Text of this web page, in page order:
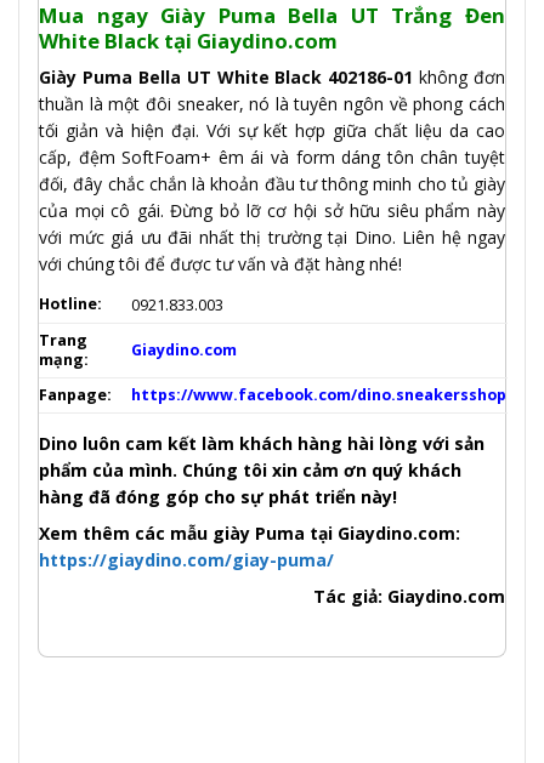
Mua ngay Giày Puma Bella UT Trắng Đen
White Black tại Giaydino.com
Giày Puma Bella UT White Black 402186-01 không đơn
thuần là một đôi sneaker, nó là tuyên ngôn về phong cách
tối giản và hiện đại. Với sự kết hợp giữa chất liệu da cao
cấp, đệm SoftFoam+ êm ái và form dáng tôn chân tuyệt
đối, đây chắc chắn là khoản đầu tư thông minh cho tủ giày
của mọi cô gái. Đừng bỏ lỡ cơ hội sở hữu siêu phẩm này
với mức giá ưu đãi nhất thị trường tại Dino. Liên hệ ngay
với chúng tôi để được tư vấn và đặt hàng nhé!
Hotline:
0921.833.003
Trang
mạng:
Giaydino.com
Fanpage: https://www.facebook.com/dino.sneakersshop
Dino luôn cam kết làm khách hàng hài lòng với sản
phẩm của mình. Chúng tôi xin cảm ơn quý khách
hàng đã đóng góp cho sự phát triển này!
Xem thêm các mẫu giày Puma tại Giaydino.com:
https://giaydino.com/giay-puma/
Tác giả: Giaydino.com